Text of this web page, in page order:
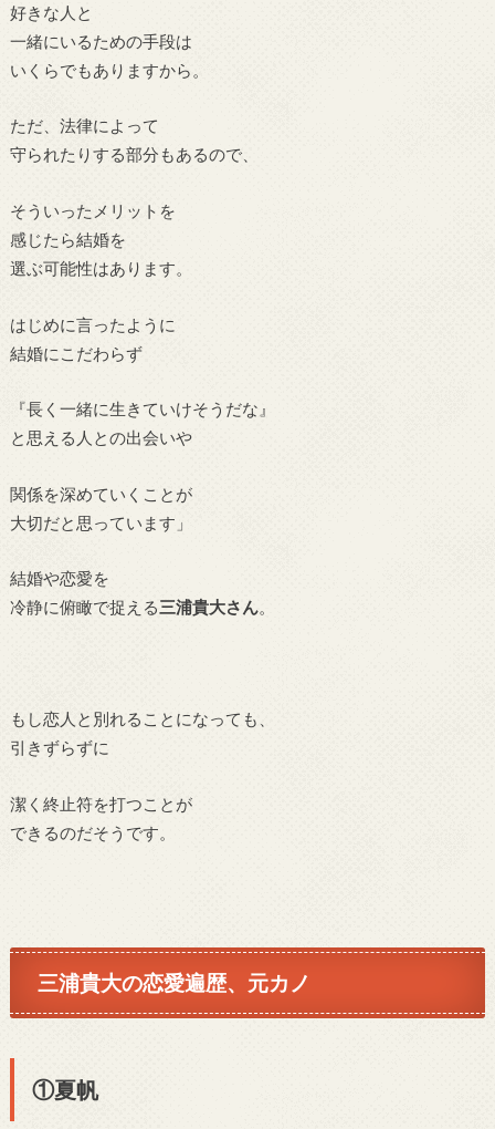
好きな人と
一緒にいるための手段は
いくらでもありますから。
ただ、法律によって
守られたりする部分もあるので、
そういったメリットを
感じたら結婚を
選ぶ可能性はあります。
はじめに言ったように
結婚にこだわらず
『長く一緒に生きていけそうだな』
と思える人との出会いや
関係を深めていくことが
大切だと思っています」
結婚や恋愛を
冷静に俯瞰で捉える三浦貴大さん。
もし恋人と別れることになっても、
引きずらずに
潔く終止符を打つことが
できるのだそうです。
三浦貴大の恋愛遍歴、元カノ
①夏帆